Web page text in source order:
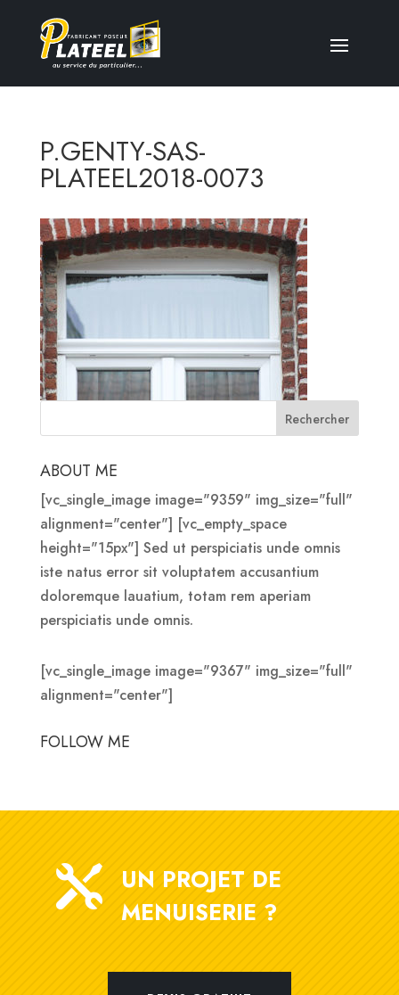
P.GENTY-SAS-
PLATEEL2018-0073
ABOUT ME
[vc_single_image image="9359" img_size="full"
alignment="center"] [vc_empty_space
height="15px"] Sed ut perspiciatis unde omnis
iste natus error sit voluptatem accusantium
doloremque lauatium, totam rem aperiam
perspiciatis unde omnis.
[vc_single_image image="9367" img_size="full"
alignment="center"]
FOLLOW ME

UN PROJET DE
MENUISERIE ?